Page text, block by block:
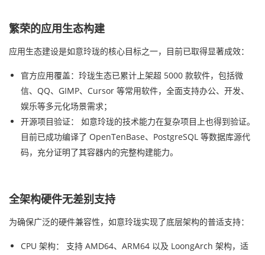
繁荣的应用生态构建
应用生态建设是如意玲珑的核心目标之一，目前已取得显著成效：
官方应用覆盖：玲珑生态已累计上架超 5000 款软件，包括微
信、QQ、GIMP、Cursor 等常用软件，全面支持办公、开发、
娱乐等多元化场景需求；
开源项目验证： 如意玲珑的技术能力在复杂项目上也得到验证。
目前已成功编译了 OpenTenBase、PostgreSQL 等数据库源代
码，充分证明了其容器内的完整构建能力。
全架构硬件无差别支持
为确保广泛的硬件兼容性，如意玲珑实现了底层架构的普适支持：
CPU 架构： 支持 AMD64、ARM64 以及 LoongArch 架构，适